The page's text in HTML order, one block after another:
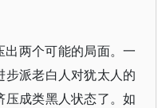
两个可能的局面。一
派老白人对犹太人的
成类黑人状态了。如